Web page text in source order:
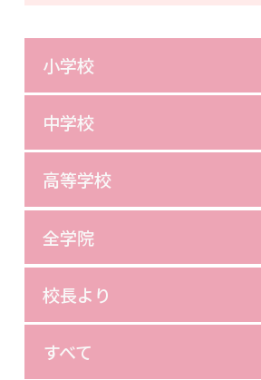
小学校
中学校
高等学校
全学院
校長より
すべて